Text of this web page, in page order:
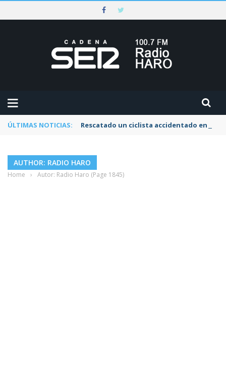
ÚLTIMAS NOTICIAS: Rescatado un ciclista accidentado en un
AUTHOR: RADIO HARO
Home › Autor: Radio Haro (Page 1845)